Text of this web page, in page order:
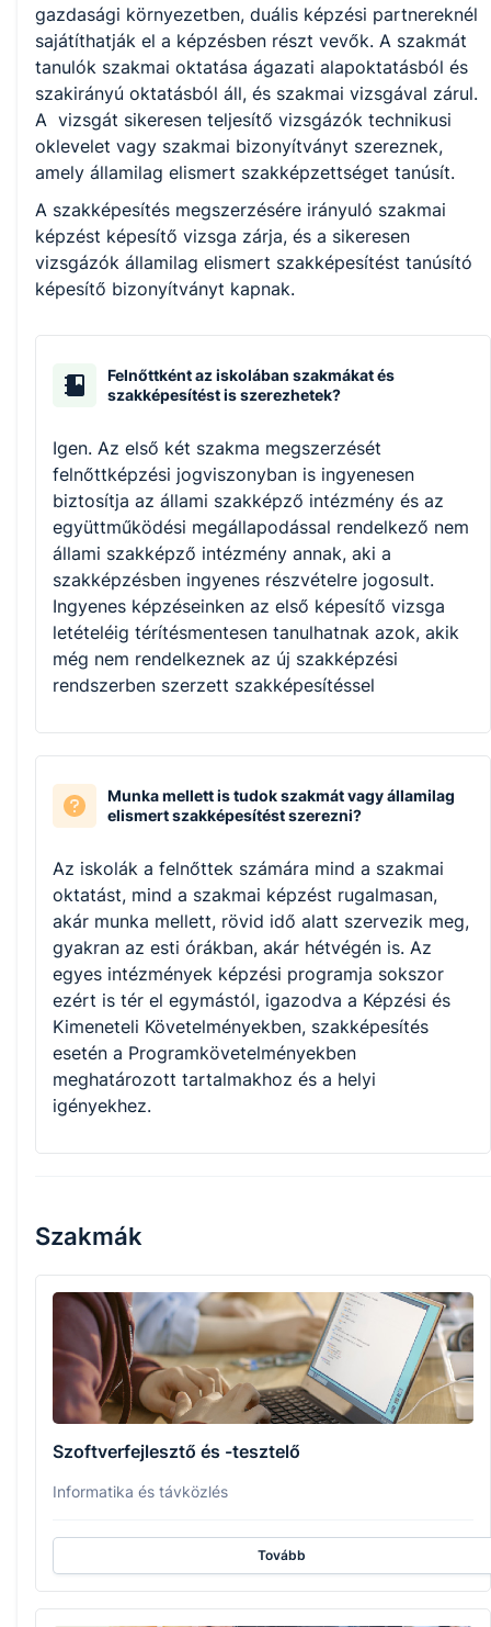
gazdasági környezetben, duális képzési partnereknél
sajátíthatják el a képzésben részt vevők. A szakmát
tanulók szakmai oktatása ágazati alapoktatásból és
szakirányú oktatásból áll, és szakmai vizsgával zárul.
A vizsgát sikeresen teljesítő vizsgázók technikusi
oklevelet vagy szakmai bizonyítványt szereznek,
amely államilag elismert szakképzettséget tanúsít.
A szakképesítés megszerzésére irányuló szakmai
képzést képesítő vizsga zárja, és a sikeresen
vizsgázók államilag elismert szakképesítést tanúsító
képesítő bizonyítványt kapnak.
Felnőttként az iskolában szakmákat és
szakképesítést is szerezhetek?
Igen. Az első két szakma megszerzését
felnőttképzési jogviszonyban is ingyenesen
biztosítja az állami szakképző intézmény és az
együttműködési megállapodással rendelkező nem
állami szakképző intézmény annak, aki a
szakképzésben ingyenes részvételre jogosult.
Ingyenes képzéseinken az első képesítő vizsga
letételéig térítésmentesen tanulhatnak azok, akik
még nem rendelkeznek az új szakképzési
rendszerben szerzett szakképesítéssel
Munka mellett is tudok szakmát vagy államilag
elismert szakképesítést szerezni?
Az iskolák a felnőttek számára mind a szakmai
oktatást, mind a szakmai képzést rugalmasan,
akár munka mellett, rövid idő alatt szervezik meg,
gyakran az esti órákban, akár hétvégén is. Az
egyes intézmények képzési programja sokszor
ezért is tér el egymástól, igazodva a Képzési és
Kimeneteli Követelményekben, szakképesítés
esetén a Programkövetelményekben
meghatározott tartalmakhoz és a helyi
igényekhez.
Szakmák
Szoftverfejlesztő és -tesztelő
Informatika és távközlés
Tovább